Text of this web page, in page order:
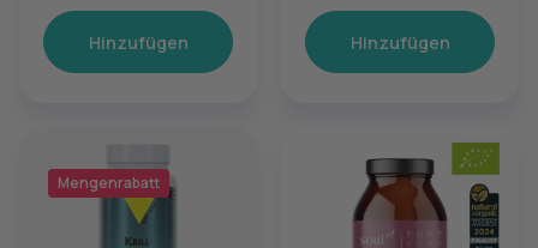
Hinzufügen Hinzufügen
Mengenrabatt